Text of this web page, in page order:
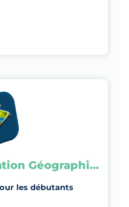
Systèmes d’Information Géographique
les débutants